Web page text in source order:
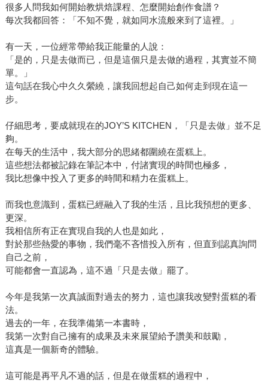
很多人問我如何開始教烘焙課程、怎麼開始創作食譜？
每次我都回答：「不知不覺，就如同水流般來到了這裡。」
有一天，一位經常帶給我正能量的人說：
「是的，只是去做而已，但是這個只是去做的過程，其實並不簡
單。」
這句話在我心中久久縈繞，讓我回想起自己如何走到現在這一
步。
仔細思考，要成就現在的JOY’S KITCHEN，「只是去做」並不足
夠。
在每天的生活中，我大部分的思緒都圍繞在蛋糕上。
這些想法都被記錄在筆記本中，付諸實現的時間也極多，
我比想像中投入了更多的時間和精力在蛋糕上。
而我也意識到，蛋糕已經融入了我的生活，且比我預想的更多、
更深。
我相信所有正在實現自我的人也是如此，
對於那些熱愛的事物，我們毫不吝惜投入所有，但直到認真詢問
自己之前，
可能都會一直認為，這不過「只是去做」罷了。
今年是我第一次真誠面對過去的努力，這也讓我改變對蛋糕的看
法。
過去的一年，在我準備第一本書時，
我第一次對自己擁有的成果及未來展望給予讚美和鼓勵，
這真是一個新奇的體驗。
這可能是再平凡不過的話，但是在做蛋糕的過程中，